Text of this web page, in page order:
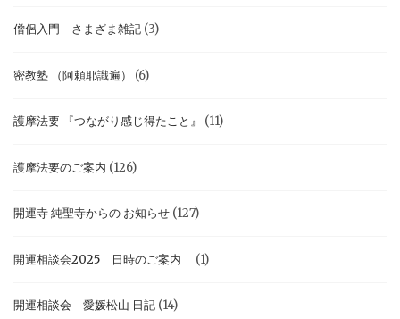
僧侶入門 さまざま雑記 (3)
密教塾 （阿頼耶識遍） (6)
護摩法要 『つながり感じ得たこと』 (11)
護摩法要のご案内 (126)
開運寺 純聖寺からの お知らせ (127)
開運相談会2025 日時のご案内 (1)
開運相談会 愛媛松山 日記 (14)